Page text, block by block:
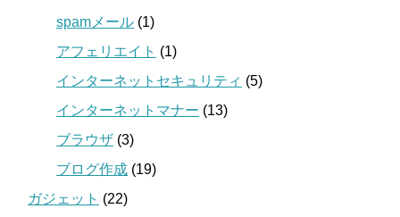
spamメール (1)
アフェリエイト (1)
インターネットセキュリティ (5)
インターネットマナー (13)
ブラウザ (3)
ブログ作成 (19)
ガジェット (22)